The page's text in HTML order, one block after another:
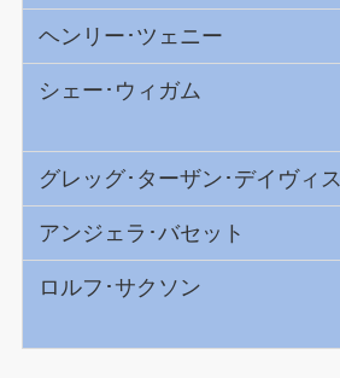
ヘンリー･ツェニー
シェー･ウィガム
グレッグ･ターザン･デイヴィス
アンジェラ･バセット
ロルフ･サクソン